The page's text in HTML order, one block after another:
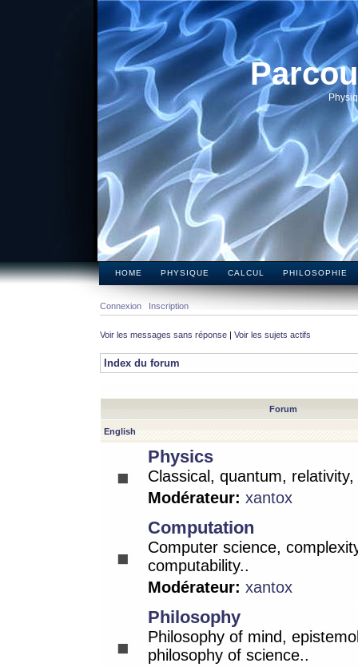
HOME PHYSIQUE CALCUL PHILOSOPHIE
Connexion Inscription
Voir les messages sans réponse | Voir les sujets actifs
Index du forum
Forum
English
Physics
Classical, quantum,
Modérateur: xantox
Computation
Computer science,
computability..
Modérateur: xantox
Philosophy
Philosophy of mind,
philosophy of science..